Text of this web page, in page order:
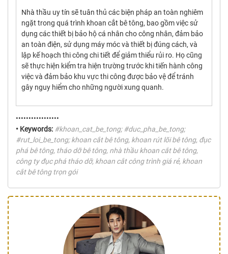
Nhà thầu uy tín sẽ tuân thủ các biện pháp an toàn nghiêm
ngặt trong quá trình khoan cắt bê tông, bao gồm việc sử
dụng các thiết bị bảo hộ cá nhân cho công nhân, đảm bảo
an toàn điện, sử dụng máy móc và thiết bị đúng cách, và
lập kế hoạch thi công chi tiết để giảm thiểu rủi ro. Họ cũng
sẽ thực hiện kiểm tra hiện trường trước khi tiến hành công
việc và đảm bảo khu vực thi công được bảo vệ để tránh
gây nguy hiểm cho những người xung quanh.
•••••••••••••••••
• Keywords: #khoan_cat_be_tong; #duc_pha_be_tong;
#rut_loi_be_tong; khoan cắt bê tông, khoan rút lõi bê tông, đục
phá bê tông, tháo dỡ bê tông, nhà thầu khoan cắt bê tông,
công ty đục phá tháo dỡ, khoan cắt công trình giá rẻ, khoan
cắt bê tông trọn gói